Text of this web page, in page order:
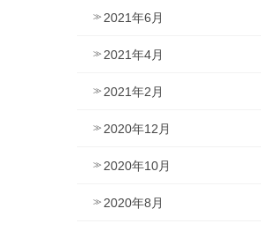
2021年6月
2021年4月
2021年2月
2020年12月
2020年10月
2020年8月